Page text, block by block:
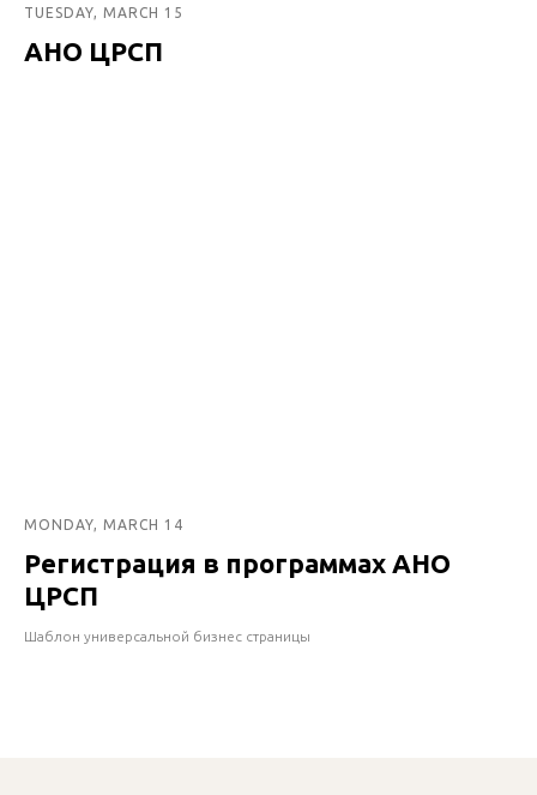
TUESDAY, MARCH 15
АНО ЦРСП
MONDAY, MARCH 14
Регистрация в программах АНО
ЦРСП
Шаблон универсальной бизнес страницы